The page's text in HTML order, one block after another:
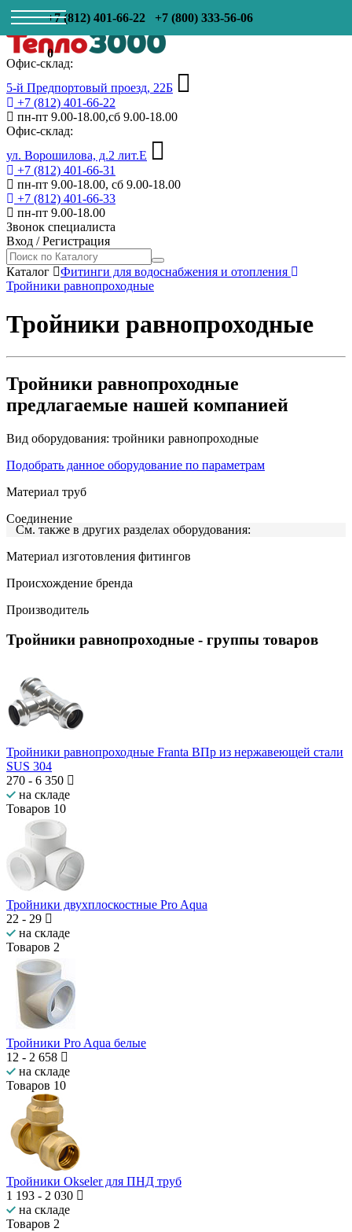
+7 (812) 401-66-22 +7 (800) 333-56-06
0
Офис-склад:
5-й Предпортовый проезд, 22Б
+7 (812) 401-66-22
пн-пт 9.00-18.00,сб 9.00-18.00
Офис-склад:
ул. Ворошилова, д.2 лит.Е
+7 (812) 401-66-31
пн-пт 9.00-18.00, сб 9.00-18.00
+7 (812) 401-66-33
пн-пт 9.00-18.00
Звонок специалиста
Вход /Регистрация
Каталог
Фитинги для водоснабжения и отопления
Тройники равнопроходные
Тройники равнопроходные
Тройники равнопроходные
предлагаемые нашей компанией
Вид оборудования: тройники равнопроходные
Подобрать данное оборудование по параметрам
Материал труб
Соединение
См. также в других разделах оборудования:
Материал изготовления фитингов
Происхождение бренда
Производитель
Тройники равнопроходные - группы товаров
Тройники равнопроходные Franta ВПр из нержавеющей стали
SUS 304
270 - 6 350
на складе
Товаров 10
Тройники двухплоскостные Pro Aqua
22 - 29
на складе
Товаров 2
Тройники Pro Aqua белые
12 - 2 658
на складе
Товаров 10
Тройники Okseler для ПНД труб
1 193 - 2 030
на складе
Товаров 2